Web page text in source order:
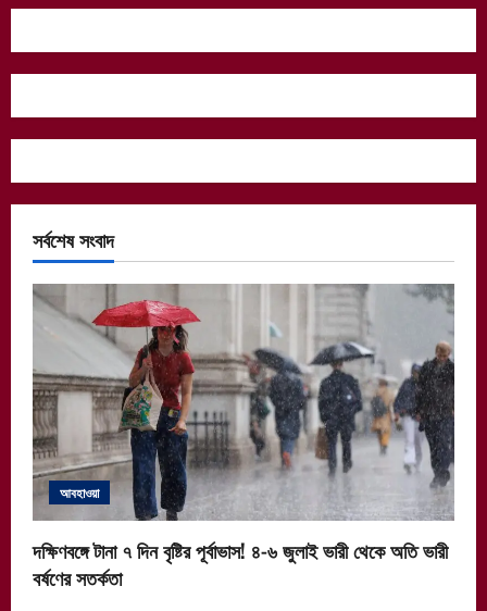
সর্বশেষ সংবাদ
আবহাওয়া
দক্ষিণবঙ্গে টানা ৭ দিন বৃষ্টির পূর্বাভাস! ৪-৬ জুলাই ভারী থেকে অতি ভারী
বর্ষণের সতর্কতা